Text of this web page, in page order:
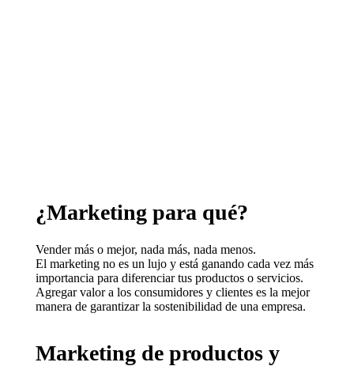
¿Marketing para qué?
Vender más o mejor, nada más, nada menos.
El marketing no es un lujo y está ganando cada vez más
importancia para diferenciar tus productos o servicios.
Agregar valor a los consumidores y clientes es la mejor
manera de garantizar la sostenibilidad de una empresa.
Marketing de productos y